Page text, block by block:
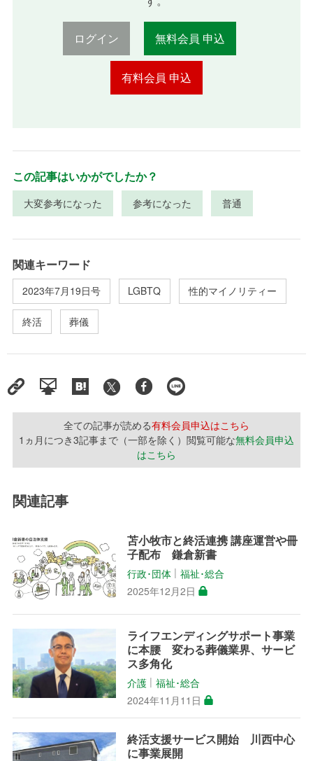
ログイン 無料会員 申込
有料会員 申込
この記事はいかがでしたか？
大変参考になった 参考になった 普通
関連キーワード
2023年7月19日号 LGBTQ 性的マイノリティー
終活 葬儀
全ての記事が読める有料会員申込はこちら
1ヵ月につき3記事まで（一部を除く）閲覧可能な無料会員申込
はこちら
関連記事
苫小牧市と終活連携 講座運営や冊
子配布 鎌倉新書
行政･団体 │福祉･総合
2025年12月2日
ライフエンディングサポート事業
に本腰 変わる葬儀業界、サービ
ス多角化
介護 │福祉･総合
2024年11月11日
終活支援サービス開始 川西中心
に事業展開